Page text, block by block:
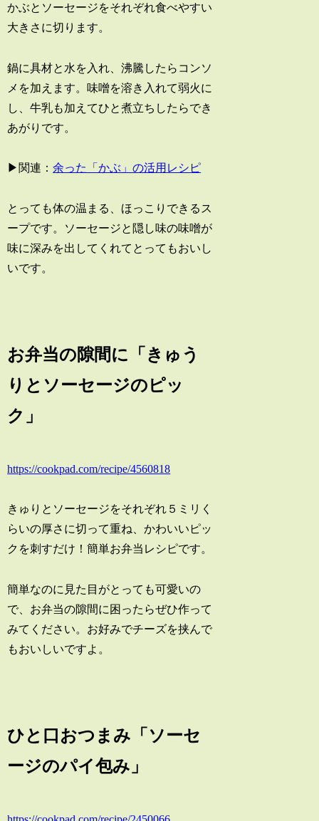
かぶとソーセージをそれぞれ食べやすい
大きさに切ります。
鍋に具材と水を入れ、沸騰したらコンソ
メを加えます。味噌を溶き入れて弱火に
し、牛乳も加えてひと煮立ちしたらでき
あがりです。
▶関連：余った「かぶ」の活用レシピ
とっても体の温まる、ほっこりできるス
ープです。ソーセージと隠し味の味噌が
味に深みを出してくれてとってもおいし
いです。
お弁当の隙間に「きゅう
りとソーセージのピッ
ク」
https://cookpad.com/recipe/4560818
きゅりとソーセージをそれぞれ５ミリく
らいの厚さに切って重ね、かわいいピッ
クを刺すだけ！簡単お弁当レシピです。
簡単なのに見た目がとっても可愛いの
で、お弁当の隙間に困ったらぜひ作って
みてください。お好みでチーズを挟んで
もおいしいですよ。
ひと口おつまみ「ソーセ
ージのパイ包み」